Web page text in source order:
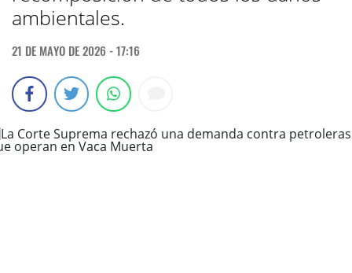
ambientales.
21 DE MAYO DE 2026 - 17:16